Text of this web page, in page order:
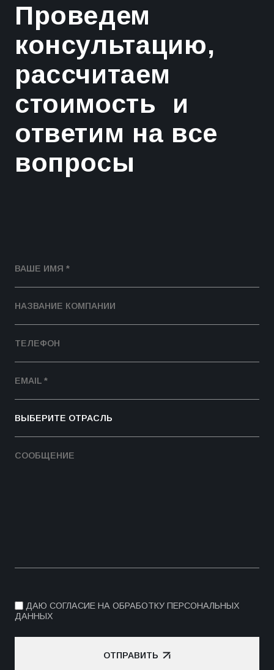
Проведем
консультацию,
рассчитаем
стоимость и
ответим на все
вопросы
ДАЮ СОГЛАСИЕ НА ОБРАБОТКУ ПЕРСОНАЛЬНЫХ
ДАННЫХ
ОТПРАВИТЬ